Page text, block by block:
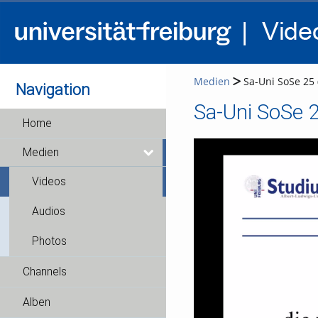
Navigation
Home
Medien
Videos
Audios
Photos
Channels
Alben
Medien Sa-Uni SoSe 25
Sa-Uni SoSe